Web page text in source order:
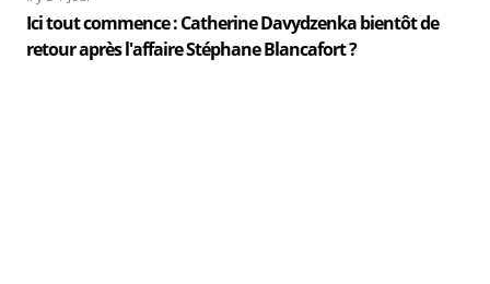
Ici tout commence : Catherine Davydzenka bientôt de
retour après l'affaire Stéphane Blancafort ?